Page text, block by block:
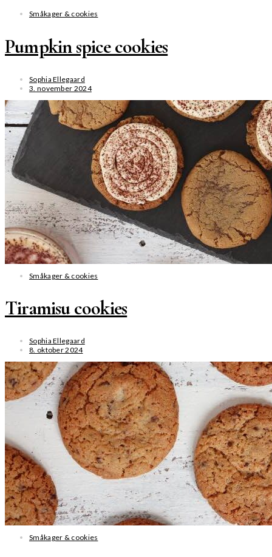
Småkager & cookies
Pumpkin spice cookies
Sophia Ellegaard
3. november 2024
SE MERE
Småkager & cookies
Tiramisu cookies
Sophia Ellegaard
8. oktober 2024
SE MERE
Småkager & cookies